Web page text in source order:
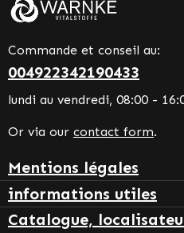
Commande et conseil au:
004922342190433
lundi au vendredi, 08:00 -
Or via our contact form.
Mentions légales
informations utiles
Catalogue,